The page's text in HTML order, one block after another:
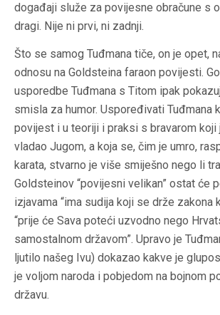
događaji služe za povijesne obračune s
dragi. Nije ni prvi, ni zadnji.
Što se samog Tuđmana tiče, on je opet,
odnosu na Goldsteina faraon povijesti.
usporedbe Tuđmana s Titom ipak
smisla za humor. Uspoređivati Tuđmana
povijest i u teoriji i praksi s bravarom
vladao Jugom, a koja se, čim je umro,
karata, stvarno je više smiješno nego li
Goldsteinov “povijesni velikan” ostat će
izjavama “ima sudija koji se drže zakona
“prije će Sava poteći uzvodno nego
samostalnom državom”. Upravo je
ljutilo našeg Ivu) dokazao kakve je
je voljom naroda i pobjedom na bojnom
državu.